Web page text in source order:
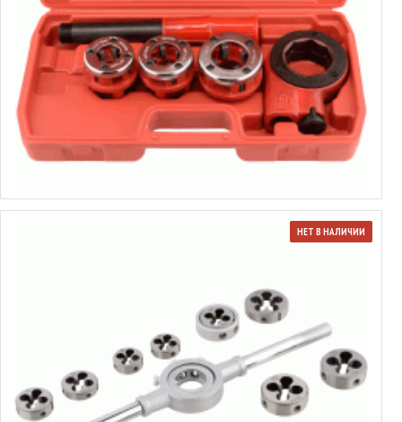
Набор клуппов
от 26.15€ до 37.03€
НЕТ В НАЛИЧИИ